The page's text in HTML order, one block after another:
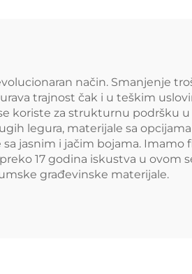
način. Smanjenje
trajnost čak i u teškim
koriste za strukturnu podršku u
legura, materijale sa
jasnim i jačim bojama. Imamo
17 godina iskustva u ovom
građevinske materijale.